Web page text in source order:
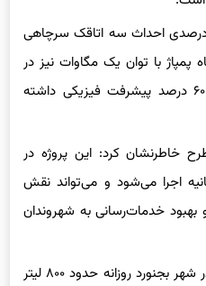
همچنین از پیشرفت ۹۵ درصدی احداث سه اتاقک سرچاهی
با توان یک مگاوات نیز در
حال اجراست که تاکنون حدود ۶۰ درصد پیشرفت فیزیکی داشته
خاطرنشان کرد: این پروژه در
۴۰۰ لیتر بر ثانیه اجرا می‌شود و می‌تواند نقش
بهبود خدمات‌رسانی به شهروندان
در حال حاضر میزان مصرف آب در شهر بجنورد روزانه حدود ۸۰۰ لیتر